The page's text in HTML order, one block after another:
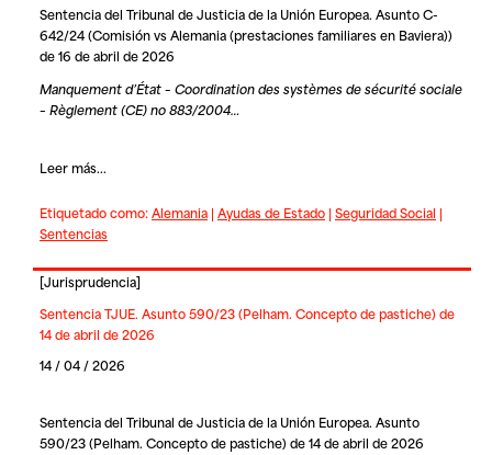
Sentencia del Tribunal de Justicia de la Unión Europea. Asunto C-
642/24 (Comisión vs Alemania (prestaciones familiares en Baviera))
de 16 de abril de 2026
Manquement d’État – Coordination des systèmes de sécurité sociale
– Règlement (CE) no 883/2004…
Leer más...
Etiquetado como:Alemania| Ayudas de Estado| Seguridad Social |
Sentencias
[Jurisprudencia]
Sentencia TJUE. Asunto 590/23 (Pelham. Concepto de pastiche) de
14 de abril de 2026
14 / 04 / 2026
Sentencia del Tribunal de Justicia de la Unión Europea. Asunto
590/23 (Pelham. Concepto de pastiche) de 14 de abril de 2026